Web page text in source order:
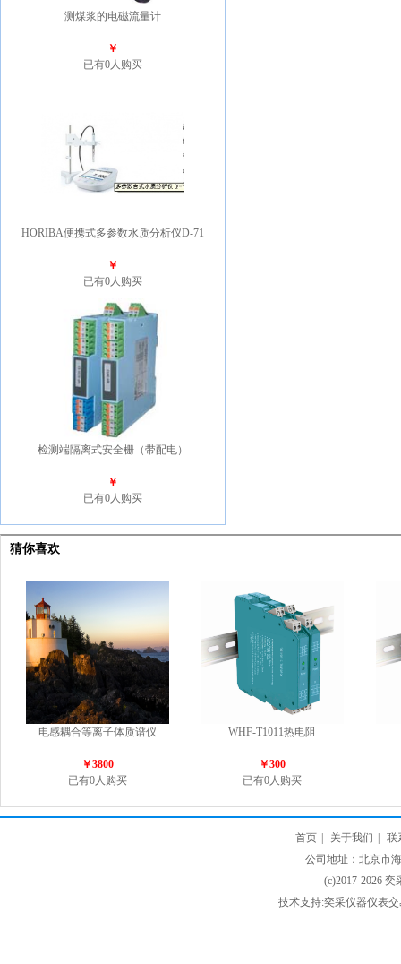
测煤浆的电磁流量计
￥
已有0人购买
HORIBA便携式多参数水质分析仪D-71
￥
已有0人购买
检测端隔离式安全栅（带配电）
￥
已有0人购买
猜你喜欢
电感耦合等离子体质谱仪
￥3800
已有0人购买
WHF-T1011热电阻
￥300
已有0人购买
首页 关于我们
联
公司地址：北京市
(c)2017-2026
技术支持:奕采仪器仪表